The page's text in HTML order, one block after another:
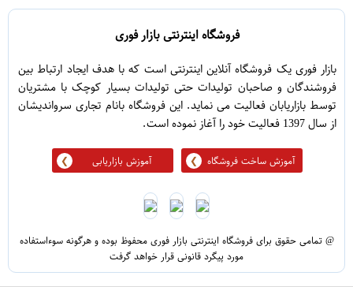
فروشگاه اینترنتی بازار فوری
بازار فوری یک فروشگاه آنلاین اینترنتی است که با هدف ایجاد ارتباط بین
فروشندگان و صاحبان تولیدات حتی تولیدات بسیار کوچک با مشتریان
توسط بازاریابان فعالیت می نماید. این فروشگاه بانام تجاری سرواندیشان
از سال 1397 فعالیت خود را آغاز نموده است.
آموزش ساخت فروشگاه آموزش بازاریابی
@ تمامی حقوق برای فروشگاه اینترنتی بازار فوری محفوظ بوده و هرگونه سوءاستفاده
مورد پیگرد قانونی قرار خواهد گرفت